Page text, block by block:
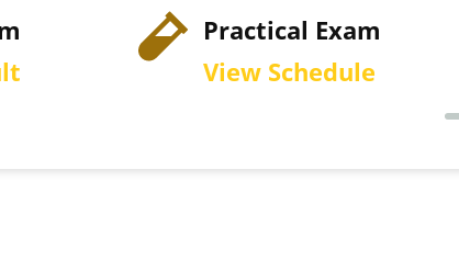
Practical Exam
View Schedule